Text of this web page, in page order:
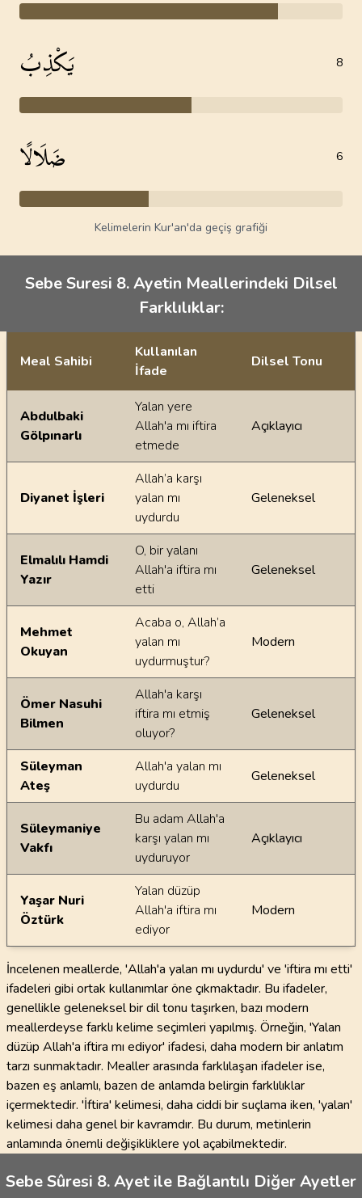
يَكْذِبُ 8
ضَلَالًا 6
Kelimelerin Kur'an'da geçiş grafiği
Sebe Suresi 8. Ayetin Meallerindeki Dilsel
Farklılıklar:
Ayetin meallerindeki dilsel farklılıklar
Meal Sahibi
Kullanılan
İfade
Dilsel Tonu
Abdulbaki
Gölpınarlı
Yalan yere
Allah'a mı iftira
etmede
Açıklayıcı
Diyanet İşleri
Allah’a karşı
yalan mı
uydurdu
Geleneksel
Elmalılı Hamdi
Yazır
O, bir yalanı
Allah'a iftira mı
etti
Geleneksel
Mehmet
Okuyan
Acaba o, Allah’a
yalan mı
uydurmuştur?
Modern
Ömer Nasuhi
Bilmen
Allah'a karşı
iftira mı etmiş
oluyor?
Geleneksel
Süleyman
Ateş
Allah'a yalan mı
uydurdu
Geleneksel
Süleymaniye
Vakfı
Bu adam Allah'a
karşı yalan mı
uyduruyor
Açıklayıcı
Yaşar Nuri
Öztürk
Yalan düzüp
Allah'a iftira mı
ediyor
Modern
İncelenen meallerde, 'Allah'a yalan mı uydurdu' ve 'iftira mı etti'
ifadeleri gibi ortak kullanımlar öne çıkmaktadır. Bu ifadeler,
genellikle geleneksel bir dil tonu taşırken, bazı modern
meallerdeyse farklı kelime seçimleri yapılmış. Örneğin, 'Yalan
düzüp Allah'a iftira mı ediyor' ifadesi, daha modern bir anlatım
tarzı sunmaktadır. Mealler arasında farklılaşan ifadeler ise,
bazen eş anlamlı, bazen de anlamda belirgin farklılıklar
içermektedir. 'İftira' kelimesi, daha ciddi bir suçlama iken, 'yalan'
kelimesi daha genel bir kavramdır. Bu durum, metinlerin
anlamında önemli değişikliklere yol açabilmektedir.
Sebe Sûresi 8. Ayet ile Bağlantılı Diğer Ayetler